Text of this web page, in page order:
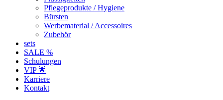
Pflegeprodukte / Hygiene
Bürsten
Werbematerial / Accessoires
Zubehör
sets
SALE %
Schulungen
VIP 🌟
Karriere
Kontakt